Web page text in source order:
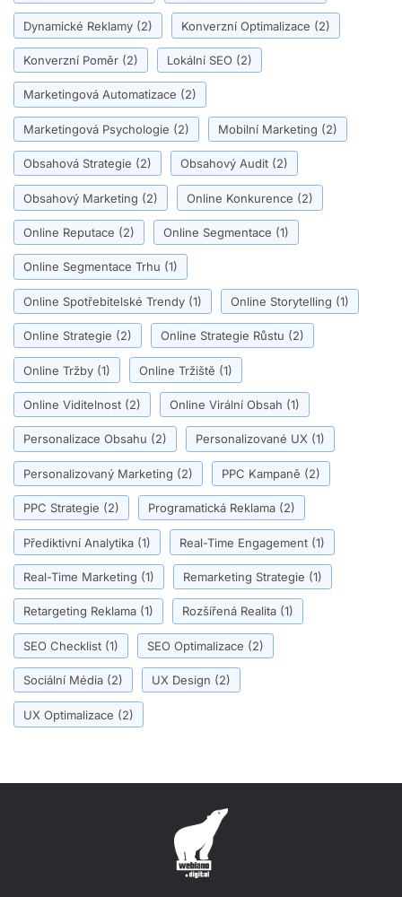
Dynamické Reklamy (2) Konverzní Optimalizace (2)
Konverzní Poměr (2) Lokální SEO (2)
Marketingová Automatizace (2)
Marketingová Psychologie (2) Mobilní Marketing (2)
Obsahová Strategie (2) Obsahový Audit (2)
Obsahový Marketing (2) Online Konkurence (2)
Online Reputace (2) Online Segmentace (1)
Online Segmentace Trhu (1)
Online Spotřebitelské Trendy (1) Online Storytelling (1)
Online Strategie (2) Online Strategie Růstu (2)
Online Tržby (1) Online Tržiště (1)
Online Viditelnost (2) Online Virální Obsah (1)
Personalizace Obsahu (2) Personalizované UX (1)
Personalizovaný Marketing (2) PPC Kampaně (2)
PPC Strategie (2) Programatická Reklama (2)
Přediktivní Analytika (1) Real-Time Engagement (1)
Real-Time Marketing (1) Remarketing Strategie (1)
Retargeting Reklama (1) Rozšířená Realita (1)
SEO Checklist (1) SEO Optimalizace (2)
Sociální Média (2) UX Design (2)
UX Optimalizace (2)